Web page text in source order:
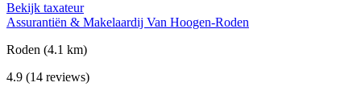
Bekijk taxateur
Assurantiën & Makelaardij Van Hoogen-Roden
Roden (4.1 km)
4.9 (14 reviews)